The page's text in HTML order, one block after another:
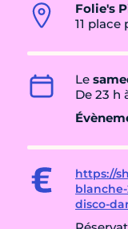
Folie's
11 place
Le
De 23 h
https://
disco-